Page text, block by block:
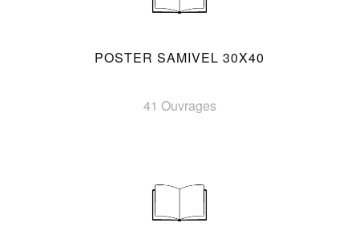
POSTER SAMIVEL 30X40
41 Ouvrages